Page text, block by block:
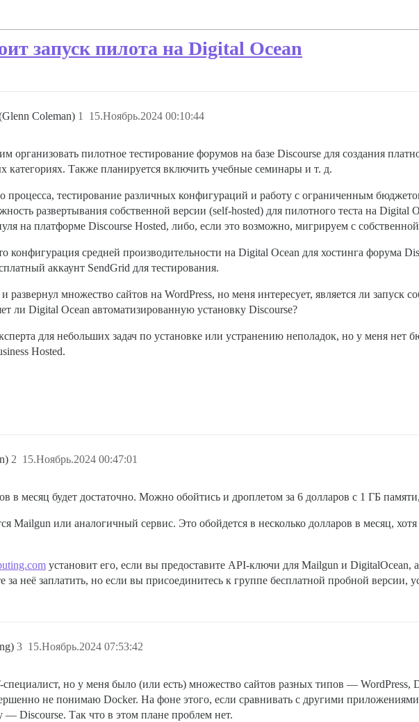
запуск пилота на Digital Ocean
Coleman) 15.Ноябрь.2024 00:10:44
1
организовать пилотное тестирование форумов на базе Discourse для создания
категориях. Также планируется включить учебные семинары и т. д.
процесса, тестирование различных конфигураций и работу с ограниченным
развертывания собственной версии (self-hosted) для пилотного теста на Digital
на платформе Discourse Hosted, либо, если это возможно, мигрируем с
конфигурация средней производительности на Digital Ocean для хостинга форума
аккаунт SendGrid для тестирования.
развернул множество сайтов на WordPress, но меня интересует, является ли запуск
ли Digital Ocean автоматизированную установку Discourse?
для небольших задач по установке или устранению неполадок, но у меня нет
Hosted.
15.Ноябрь.2024 00:47:01
2
в месяц будет достаточно. Можно обойтись и дроплетом за 6 долларов с 1 ГБ
Mailgun или аналогичный сервис. Это обойдется в несколько долларов в месяц,
установит его, если вы предоставите API-ключи для Mailgun и
неё заплатить, но если вы присоединитесь к группе бесплатной пробной версии,
15.Ноябрь.2024 07:53:42
3
но у меня было (или есть) множество сайтов разных типов — WordPress,
не понимаю Docker. На фоне этого, если сравнивать с другими
— Discourse. Так что в этом плане проблем нет.